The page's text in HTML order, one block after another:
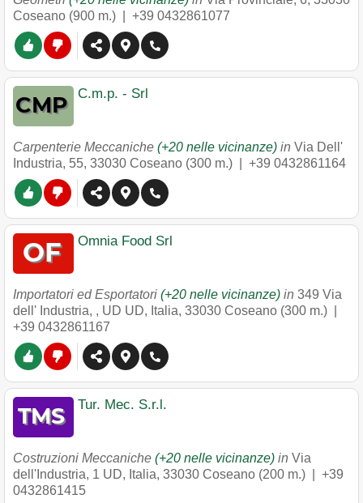
Coseano (900 m.) | +39 0432861077
C.m.p. - Srl
Carpenterie Meccaniche (+20 nelle vicinanze) in Via Dell'
Industria, 55, 33030 Coseano (300 m.) | +39 0432861164
Omnia Food Srl
Importatori ed Esportatori (+20 nelle vicinanze) in 349 Via
dell' Industria, , UD UD, Italia, 33030 Coseano (300 m.) |
+39 0432861167
Tur. Mec. S.r.l.
Costruzioni Meccaniche (+20 nelle vicinanze) in Via
dell'Industria, 1 UD, Italia, 33030 Coseano (200 m.) | +39
0432861415